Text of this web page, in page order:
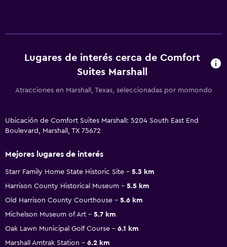
Lugares de interés cerca de Comfort
Suites Marshall
Atracciones en Marshall, Texas, seleccionadas por momondo
Ubicación de Comfort Suites Marshall: 5204 South East End
Boulevard, Marshall, TX 75672
Mejores lugares de interés
Starr Family Home State Historic Site
5.3 km
Harrison County Historical Museum
5.5 km
Old Harrison County Courthouse
5.6 km
Michelson Museum of Art
5.7 km
Oak Lawn Municipal Golf Course
6.1 km
Marshall Amtrak Station
6.2 km